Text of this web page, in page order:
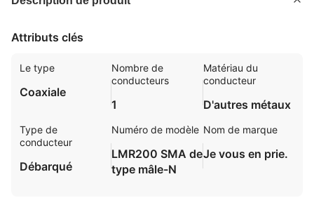
Attributs clés
Le type
Coaxiale
Nombre de
conducteurs
1
Matériau du
conducteur
D'autres métaux
Type de
conducteur
Débarqué
Numéro de modèle
LMR200 SMA de
type mâle-N
Nom de marque
Je vous en prie.